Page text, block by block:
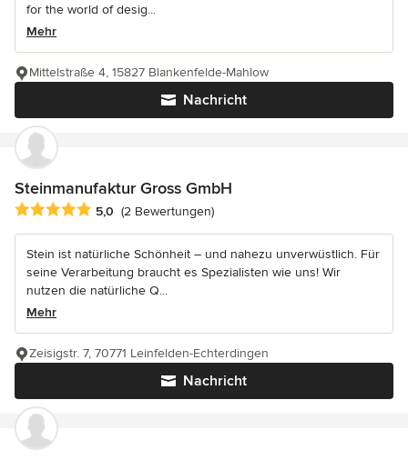
for the world of desig...
Mehr
Nachricht
Mittelstraße 4, 15827 Blankenfelde-Mahlow
Steinmanufaktur Gross GmbH
Durchschnittliche Bewertung: 5 von 5 Sternen
5,0 (2 Bewertungen)
Stein ist natürliche Schönheit – und nahezu unverwüstlich. Für
seine Verarbeitung braucht es Spezialisten wie uns! Wir
nutzen die natürliche Q...
Mehr
Nachricht
Zeisigstr. 7, 70771 Leinfelden-Echterdingen